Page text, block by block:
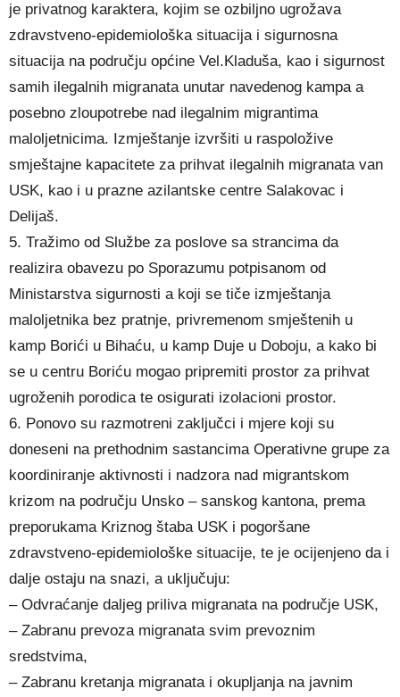
je privatnog karaktera, kojim se ozbiljno ugrožava
zdravstveno-epidemiološka situacija i sigurnosna
situacija na području općine Vel.Kladuša, kao i sigurnost
samih ilegalnih migranata unutar navedenog kampa a
posebno zloupotrebe nad ilegalnim migrantima
maloljetnicima. Izmještanje izvršiti u raspoložive
smještajne kapacitete za prihvat ilegalnih migranata van
USK, kao i u prazne azilantske centre Salakovac i
Delijaš.
5. Tražimo od Službe za poslove sa strancima da
realizira obavezu po Sporazumu potpisanom od
Ministarstva sigurnosti a koji se tiče izmještanja
maloljetnika bez pratnje, privremenom smještenih u
kamp Borići u Bihaću, u kamp Duje u Doboju, a kako bi
se u centru Boriću mogao pripremiti prostor za prihvat
ugroženih porodica te osigurati izolacioni prostor.
6. Ponovo su razmotreni zaključci i mjere koji su
doneseni na prethodnim sastancima Operativne grupe za
koordiniranje aktivnosti i nadzora nad migrantskom
krizom na području Unsko – sanskog kantona, prema
preporukama Kriznog štaba USK i pogoršane
zdravstveno-epidemiološke situacije, te je ocijenjeno da i
dalje ostaju na snazi, a uključuju:
– Odvraćanje daljeg priliva migranata na područje USK,
– Zabranu prevoza migranata svim prevoznim
sredstvima,
– Zabranu kretanja migranata i okupljanja na javnim